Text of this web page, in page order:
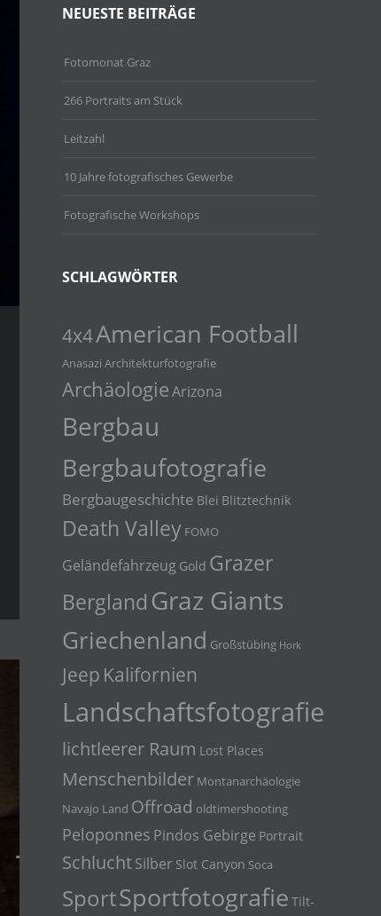
NEUESTE BEITRÄGE
Fotomonat Graz
266 Portraits am Stück
Leitzahl
10 Jahre fotografisches Gewerbe
Fotografische Workshops
SCHLAGWÖRTER
4x4American Football
Anasazi Architekturfotografie
ArchäologieArizona
Bergbau
Bergbaufotografie
Bergbaugeschichte Blei Blitztechnik
Death Valley FOMO
Geländefahrzeug Gold Grazer
Bergland Graz Giants
Griechenland Großstübing Hork
Jeep Kalifornien
Landschaftsfotografie
lichtleerer Raum Lost Places
Menschenbilder Montanarchäologie
Navajo Land Offroad oldtimershooting
Peloponnes Pindos Gebirge Portrait
SchluchtSilber Slot Canyon Soca
SportSportfotografie Tilt-